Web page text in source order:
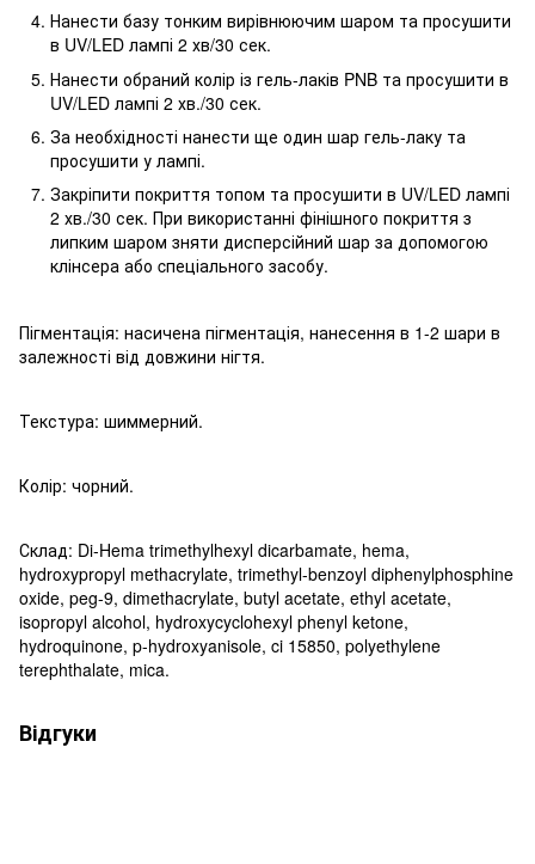
Нанести базу тонким вирівнюючим шаром та просушити
в UV/LED лампі 2 хв/30 сек.
Нанести обраний колір із гель-лаків PNB та просушити в
UV/LED лампі 2 хв./30 сек.
За необхідності нанести ще один шар гель-лаку та
просушити у лампі.
Закріпити покриття топом та просушити в UV/LED лампі
2 хв./30 сек. При використанні фінішного покриття з
липким шаром зняти дисперсійний шар за допомогою
клінсера або cпеціального засобу.
Пігментація: насичена пігментація, нанесення в 1-2 шари в
залежності від довжини нігтя.
Текстура: шиммерний.
Колір: чорний.
Склад: Di-Hema trimethylhexyl dicarbamate, hema,
hydroxypropyl methacrylate, trimethyl-benzoyl diphenylphosphine
oxide, peg-9, dimethacrylate, butyl acetate, ethyl acetate,
isopropyl alcohol, hydroxycyclohexyl phenyl ketone,
hydroquinone, p-hydroxyanisole, ci 15850, polyethylene
terephthalate, mica.
Відгуки